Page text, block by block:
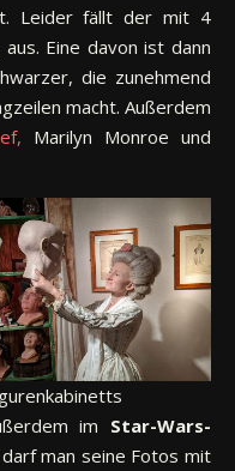
Leider fällt der mit 4
Eine davon ist dann
die zunehmend
macht. Außerdem
Marilyn Monroe und
im Star-Wars-
man seine Fotos mit